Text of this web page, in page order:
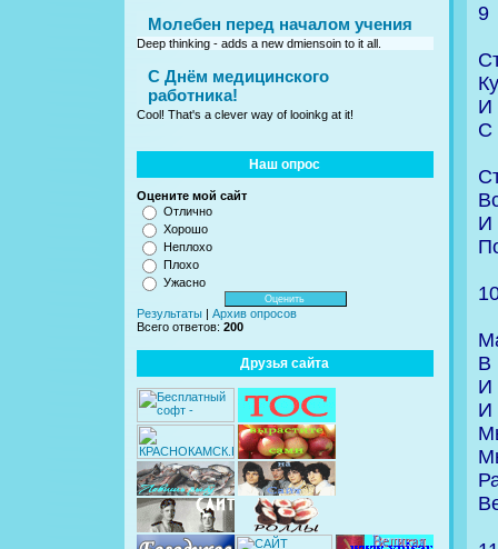
Молебен перед началом учения
Deep thinking - adds a new dmiensoin to it all.
C Днём медицинского
работника!
Cool! That's a clever way of looinkg at it!
Наш опрос
Оцените мой сайт
Отлично
Хорошо
Неплохо
Плохо
Ужасно
Результаты
Архив опросов
Всего ответов: 200
Друзья сайта
9
И
С
И
В
И
И